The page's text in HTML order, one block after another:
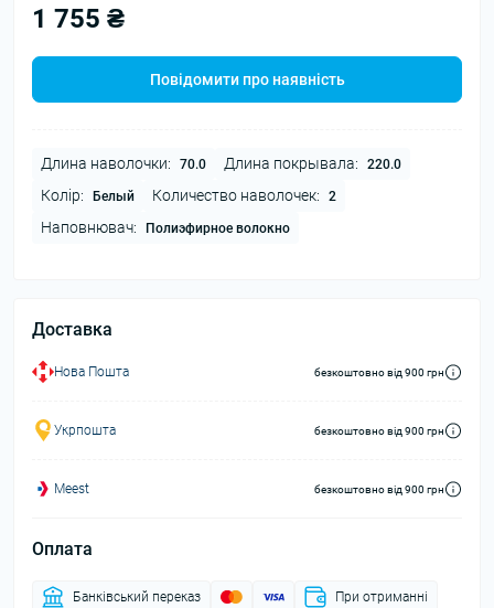
1 755 ₴
Повідомити про наявність
Длина наволочки: 70.0 Длина покрывала: 220.0
Колір: Белый Количество наволочек: 2
Наповнювач: Полиэфирное волокно
Доставка
Нова Пошта безкоштовно від 900 грн
Укрпошта безкоштовно від 900 грн
Meest безкоштовно від 900 грн
Оплата
Банківський переказ При отриманні